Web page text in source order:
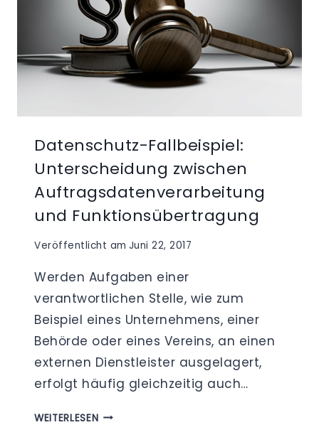
Datenschutz-Fallbeispiel:
Unterscheidung zwischen
Auftragsdatenverarbeitung
und Funktionsübertragung
Veröffentlicht am Juni 22, 2017
Werden Aufgaben einer
verantwortlichen Stelle, wie zum
Beispiel eines Unternehmens, einer
Behörde oder eines Vereins, an einen
externen Dienstleister ausgelagert,
erfolgt häufig gleichzeitig auch…
WEITERLESENDATENSCHUTZ-